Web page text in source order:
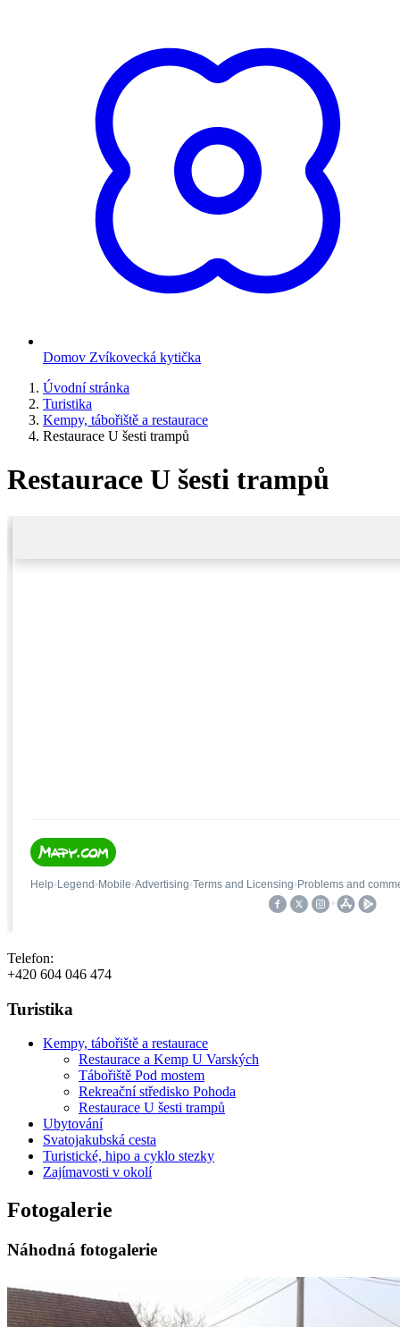
Domov Zvíkovecká kytička
Úvodní stránka
Turistika
Kempy, tábořiště a restaurace
Restaurace U šesti trampů
Restaurace U šesti trampů
Telefon:
+420 604 046 474
Turistika
Kempy, tábořiště a restaurace
Restaurace a Kemp U Varských
Tábořiště Pod mostem
Rekreační středisko Pohoda
Restaurace U šesti trampů
Ubytování
Svatojakubská cesta
Turistické, hipo a cyklo stezky
Zajímavosti v okolí
Fotogalerie
Náhodná fotogalerie